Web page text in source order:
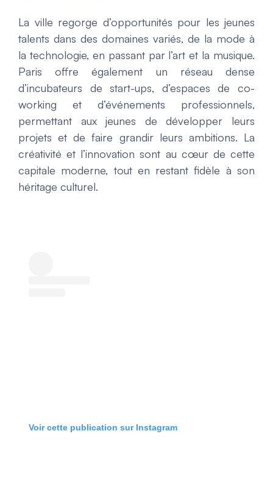
La ville regorge d’opportunités pour les jeunes
talents dans des domaines variés, de la mode à
la technologie, en passant par l’art et la musique.
Paris offre également un réseau dense
d’incubateurs de start-ups, d’espaces de co-
working et d’événements professionnels,
permettant aux jeunes de développer leurs
projets et de faire grandir leurs ambitions. La
créativité et l’innovation sont au cœur de cette
capitale moderne, tout en restant fidèle à son
héritage culturel.
Voir cette publication sur Instagram